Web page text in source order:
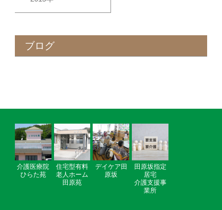
ブログ
介護医療院
ひらた苑
住宅型有料
老人ホーム
田原苑
デイケア田
原坂
田原坂指定
居宅
介護支援事
業所